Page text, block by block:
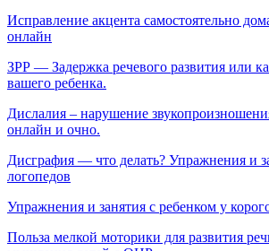
Исправление акцента самостоятельно
онлайн
ЗРР — Задержка речевого развития или
вашего ребенка.
Дислалия – нарушение
онлайн и очно.
Дисграфия — что делать? Упражнения и
логопедов
Упражнения и занятия с ребенком у
Польза мелкой моторики для развития